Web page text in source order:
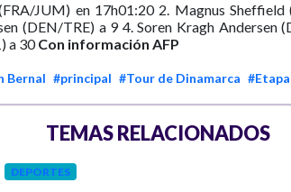
JUM) en 17h01:20 2. Magnus Sheffield
(DEN/TRE) a 9 4. Soren Kragh Andersen
a 30Con información AFP
Bernal #principal #Tour de Dinamarca
TEMAS RELACIONADOS
DEPORTES